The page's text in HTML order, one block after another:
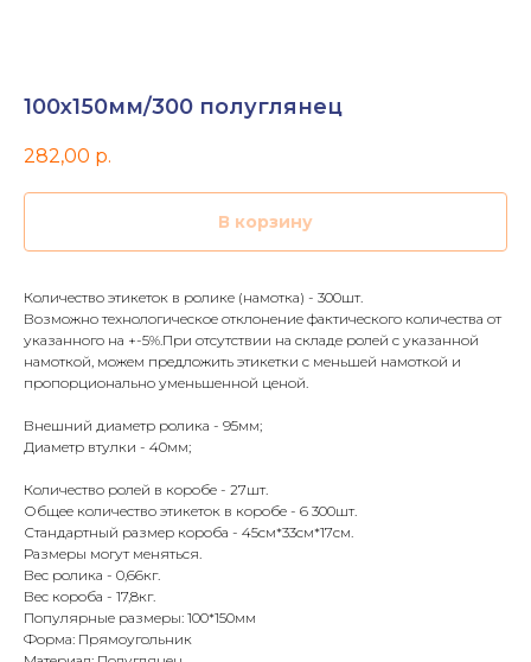
100х150мм/300 полуглянец
282,00 р.
В корзину
Количество этикеток в ролике (намотка) - 300шт.
Возможно технологическое отклонение фактического количества от
указанного на +-5%.При отсутствии на складе ролей с указанной
намоткой, можем предложить этикетки с меньшей намоткой и
пропорционально уменьшенной ценой.
Внешний диаметр ролика - 95мм;
Диаметр втулки - 40мм;
Количество ролей в коробе - 27шт.
Общее количество этикеток в коробе - 6 300шт.
Стандартный размер короба - 45см*33см*17см.
Размеры могут меняться.
Вес ролика - 0,66кг.
Вес короба - 17,8кг.
Популярные размеры: 100*150мм
Форма: Прямоугольник